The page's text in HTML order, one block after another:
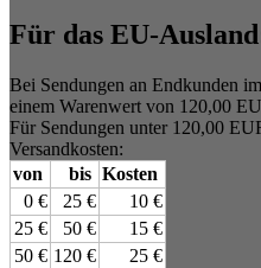
Für das EU-
Bei Sendungen an Endkunden
einem Warenwert von 120,00
Für Sendungen unter 120,00
Versandkosten:
von
bis Kosten
0 €
25 €
10 €
25 €
50 €
15 €
50 € 120 €
25 €